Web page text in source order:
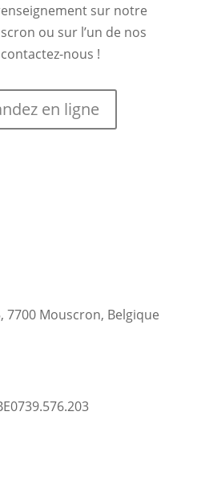
sur notre
ou sur l’un de nos
nous !
en ligne
7700 Mouscron, Belgique